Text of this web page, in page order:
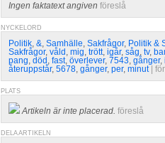
Ingen faktatext angiven föreslå
NYCKELORD
Politik, &, Samhälle, Sakfrågor, Politik &
Sakfrågor, våld , mig, trött, igår, såg, tv,
pang, död , fast, överlever, 7543, gånger,
återuppstår, 5678, gånger, per, minut
PLATS
Artikeln är inte placerad. föreslå
DELA ARTIKELN